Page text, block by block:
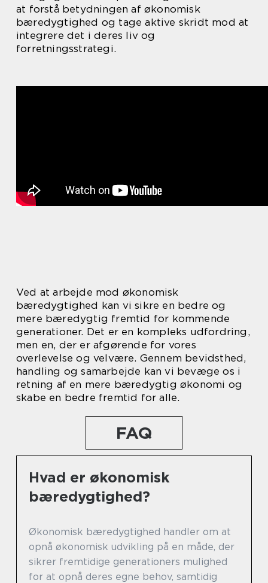
at forstå betydningen af økonomisk
bæredygtighed og tage aktive skridt mod at
integrere det i deres liv og
forretningsstrategi.
Ved at arbejde mod økonomisk
bæredygtighed kan vi sikre en bedre og
mere bæredygtig fremtid for kommende
generationer. Det er en kompleks udfordring,
men en, der er afgørende for vores
overlevelse og velvære. Gennem bevidsthed,
handling og samarbejde kan vi bevæge os i
retning af en mere bæredygtig økonomi og
skabe en bedre fremtid for alle.
FAQ
Hvad er økonomisk
bæredygtighed?
Økonomisk bæredygtighed handler om at
opnå økonomisk udvikling på en måde, der
sikrer fremtidige generationers mulighed
for at opnå deres egne behov, samtidig